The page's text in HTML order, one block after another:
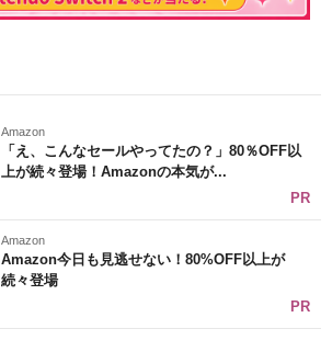
Amazon
「え、こんなセールやってたの？」80％OFF以
上が続々登場！Amazonの本気が...
PR
Amazon
Amazon今日も見逃せない！80%OFF以上が
続々登場
PR